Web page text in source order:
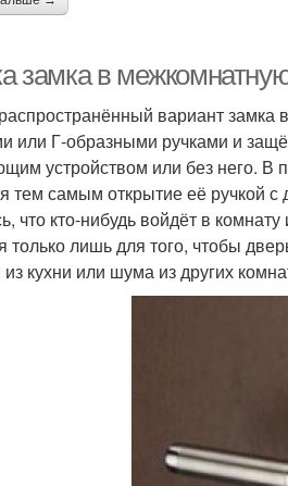
замка в
вариант
или Г-образными ручками и
устройством или без него. В
тем самым открытие её ручкой с
что кто-нибудь войдёт в
только лишь для того, чтобы
кухни или шума из других